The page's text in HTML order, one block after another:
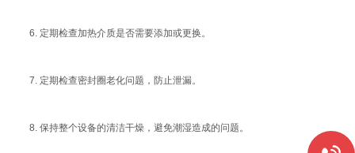
6. 定期检查加热介质是否需要添加或更换。
7. 定期检查密封圈老化问题，防止泄漏。
8. 保持整个设备的清洁干燥，避免潮湿造成的问题。